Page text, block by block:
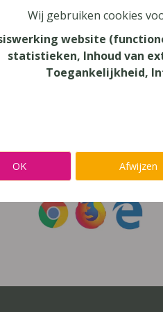
vergeten?
niet inloggen met een
meteen naarAlinea,
Wij gebruiken cookies
website
statistieken, Inhoud van
Toegankelijkheid,
OK Afwijzen